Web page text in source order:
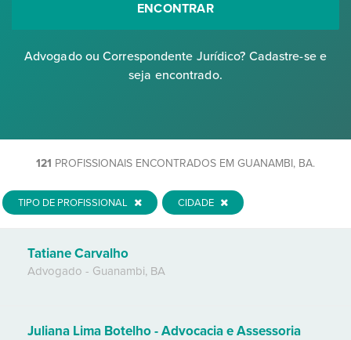
ENCONTRAR
Advogado ou Correspondente Jurídico? Cadastre-se e
seja encontrado.
121 PROFISSIONAIS ENCONTRADOS EM GUANAMBI, BA.
TIPO DE PROFISSIONAL CIDADE
Tatiane Carvalho
Advogado - Guanambi, BA
Juliana Lima Botelho - Advocacia e Assessoria